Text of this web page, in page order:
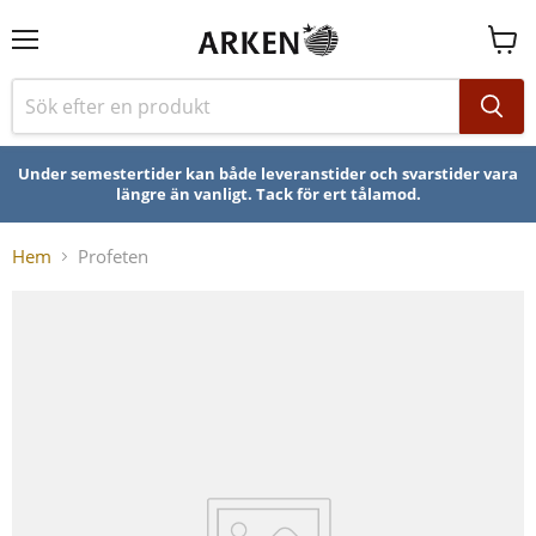
Se
Under semestertider kan både leveranstider och svarstider vara
längre än vanligt. Tack för ert tålamod.
Hem Profeten